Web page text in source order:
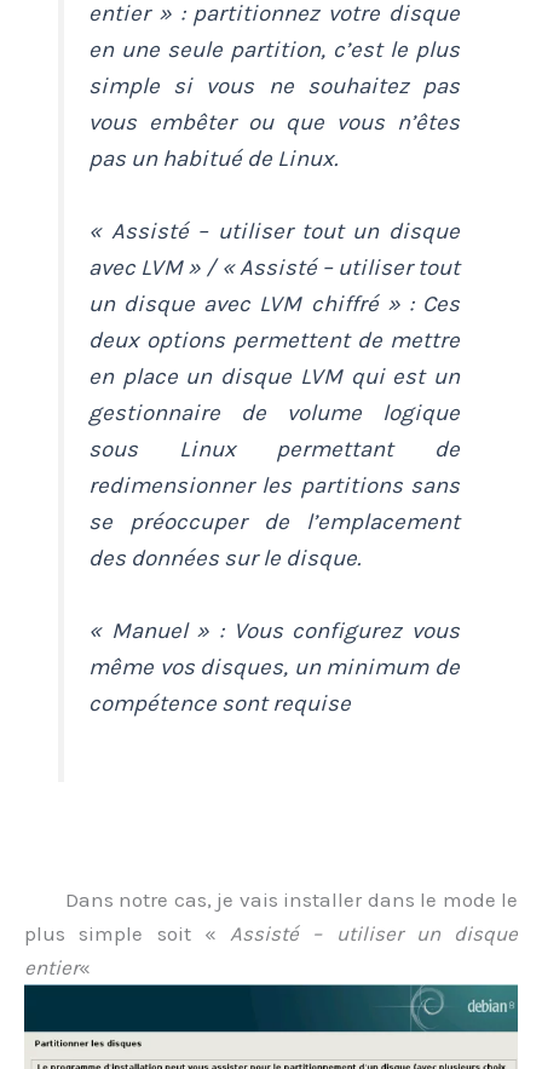
entier » : partitionnez votre disque
en une seule partition, c’est le plus
simple si vous ne souhaitez pas
vous embêter ou que vous n’êtes
pas un habitué de Linux.
« Assisté – utiliser tout un disque
avec LVM » / « Assisté – utiliser tout
un disque avec LVM chiffré » : Ces
deux options permettent de mettre
en place un disque LVM qui est un
gestionnaire de volume logique
sous Linux permettant de
redimensionner les partitions sans
se préoccuper de l’emplacement
des données sur le disque.
« Manuel » : Vous configurez vous
même vos disques, un minimum de
compétence sont requise
Dans notre cas, je vais installer dans le mode le
plus simple soit « Assisté – utiliser un disque
entier«